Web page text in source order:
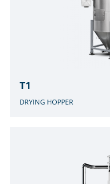
T1
DRYING HOPPER